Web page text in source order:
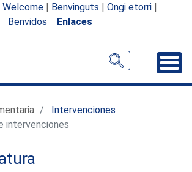
Welcome | Benvinguts | Ongi etorri |
Benvidos
Enlaces
Intervenciones
intervenciones